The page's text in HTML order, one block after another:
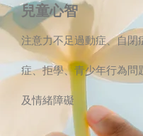
兒童心智
注意力不足過動症、自閉
症、拒學、青少年行為問
及情緒障礙